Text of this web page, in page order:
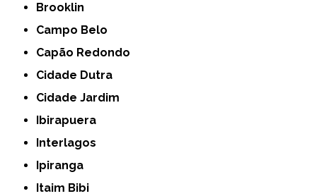
Brooklin
Campo Belo
Capão Redondo
Cidade Dutra
Cidade Jardim
Ibirapuera
Interlagos
Ipiranga
Itaim Bibi